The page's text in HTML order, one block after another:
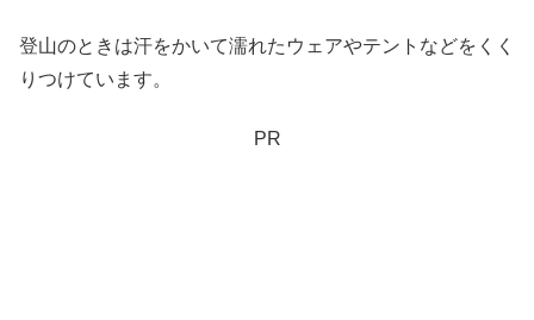
登山のときは汗をかいて濡れたウェアやテントなどをくく
りつけています。
PR